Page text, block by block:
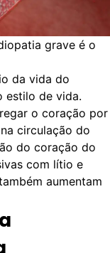
grave é o
da vida do
estilo de vida.
o coração por
circulação do
do coração do
com lítio e
aumentam